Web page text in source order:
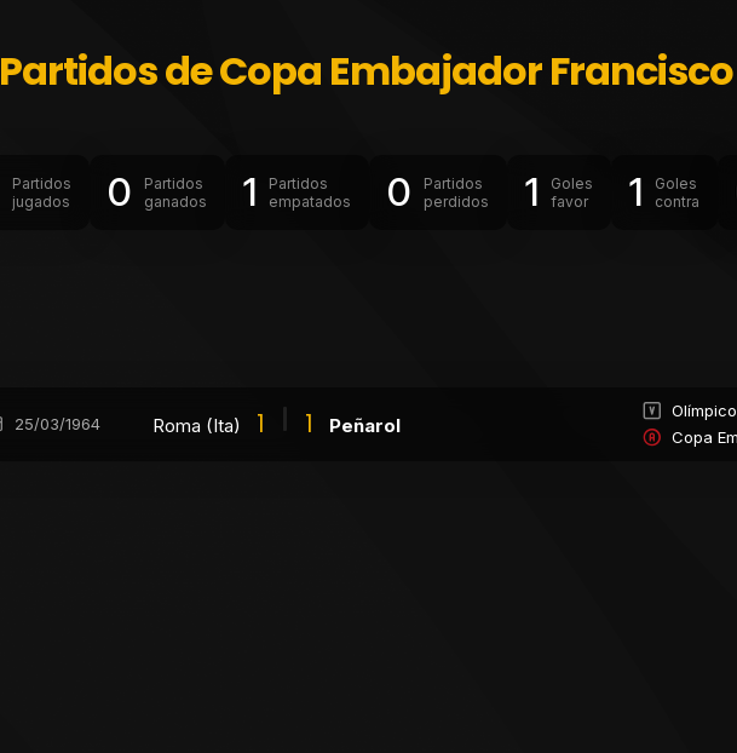
Partidos de Copa Embajador
Partidos
jugados
0
Partidos
ganados
1
Partidos
empatados
0
Partidos
perdidos
1
Goles
favor
1
Goles
contra
25/03/1964 Roma (Ita) 1 1 Peñarol
Copa